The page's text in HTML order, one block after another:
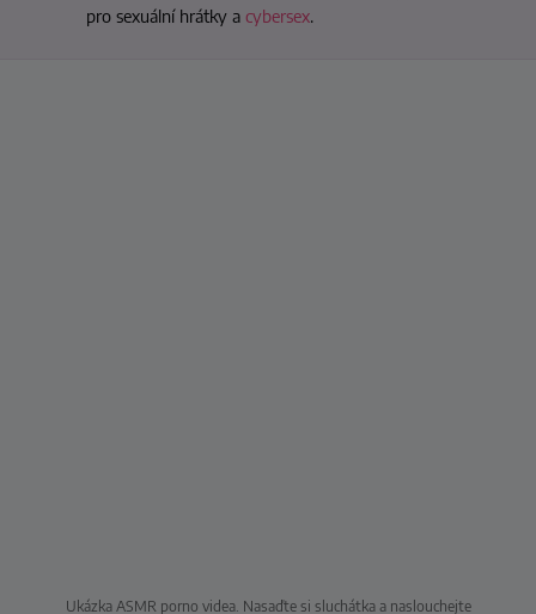
pro sexuální hrátky a cybersex.
Ukázka ASMR porno videa. Nasaďte si sluchátka a naslouchejte